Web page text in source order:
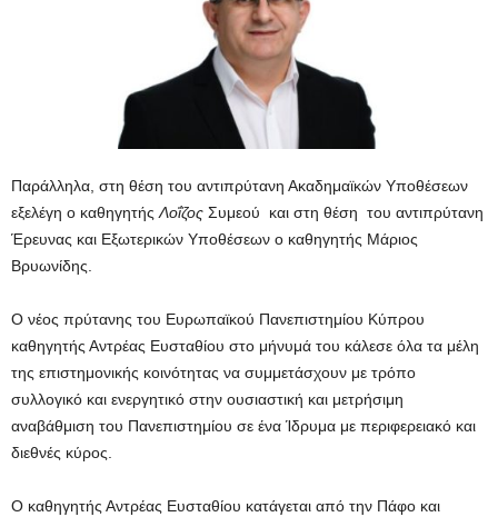
Παράλληλα, στη θέση του αντιπρύτανη Ακαδημαϊκών Υποθέσεων
εξελέγη ο καθηγητής Λοΐζος Συμεού και στη θέση του αντιπρύτανη
Έρευνας και Εξωτερικών Υποθέσεων ο καθηγητής Μάριος
Βρυωνίδης.
Ο νέος πρύτανης του Ευρωπαϊκού Πανεπιστημίου Κύπρου
καθηγητής Αντρέας Ευσταθίου στο μήνυμά του κάλεσε όλα τα μέλη
της επιστημονικής κοινότητας να συμμετάσχουν με τρόπο
συλλογικό και ενεργητικό στην ουσιαστική και μετρήσιμη
αναβάθμιση του Πανεπιστημίου σε ένα Ίδρυμα με περιφερειακό και
διεθνές κύρος.
Ο καθηγητής Αντρέας Ευσταθίου κατάγεται από την Πάφο και